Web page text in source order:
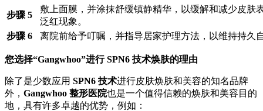
步骤 5
敷上面膜，并涂抹舒缓镇静精华，以缓解和减少皮肤
泛红现象。
步骤 6
离院前给予叮嘱，并指导居家护理方法，以维持持久
您选择“Gangwhoo”进行 SPN6 技术焕肤的理由
除了是少数应用 SPN6 技术进行皮肤焕肤和美容的知名品牌
外， Gangwhoo 整形医院也是一个值得信赖的焕肤和美容目的
地，具有许多卓越的优势，例如：